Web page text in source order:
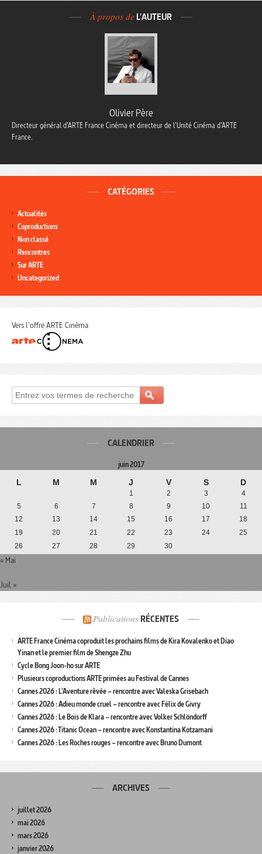
À propos de L'AUTEUR
Olivier Père
Directeur général d’ARTE France Cinéma et directeur de l’Unité Cinéma d’ARTE
France.
CATÉGORIES
Actualités
Coproductions
Non classé
Rencontres
Sur ARTE
Uncategorized
Vers l'offre ARTE Cinéma
CALENDRIER
juin 2017
L M M J V S D
1 2 3
4
5
6 7 8 9 10
11
12
13 14 15 16 17
18
19
20 21 22 23 24
25
26
27 28 29 30
« Mai
Juil »
Publications RÉCENTES
ARTE France Cinéma coproduit les prochains films de Kira Kovalenko et Diao
Yinan et le premier film de Shengze Zhu
Cycle Bong Joon-ho sur ARTE
Plusieurs coproductions ARTE primées au Festival de Cannes
Cannes 2026 : L’Aventure rêvée – rencontre avec Valeska Grisebach
Cannes 2026 : Adieu monde cruel – rencontre avec Félix de Givry
Cannes 2026 : Le Bois de Klara – rencontre avec Volker Schlöndorff
Cannes 2026 : Titanic Ocean – rencontre avec Konstantina Kotzamani
Cannes 2026 : Les Roches rouges – rencontre avec Bruno Dumont
ARCHIVES
juillet 2026
mai 2026
mars 2026
janvier 2026